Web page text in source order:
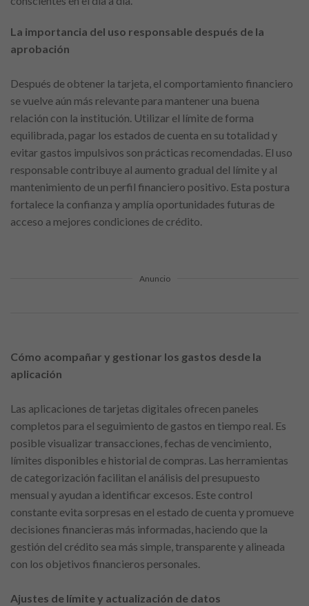
La importancia del uso responsable después de la
aprobación
Después de obtener la tarjeta, el comportamiento financiero
se vuelve aún más relevante para mantener una buena
relación con la institución. Utilizar el límite de forma
equilibrada, pagar los estados de cuenta en su totalidad y
evitar gastos impulsivos son prácticas recomendadas. El uso
responsable contribuye al aumento gradual del límite y al
mantenimiento de un perfil financiero positivo. Esta postura
fortalece la confianza y amplía oportunidades futuras de
acceso a mejores condiciones de crédito.
Anuncio
Cómo acompañar y gestionar los gastos desde la
aplicación
Las aplicaciones de tarjetas digitales ofrecen paneles
completos para el seguimiento de gastos en tiempo real. Es
posible visualizar transacciones, fechas de vencimiento,
límites disponibles e historial de compras. Las herramientas
de categorización facilitan el análisis del presupuesto
mensual y ayudan a identificar excesos. Este control
constante evita sorpresas en el estado de cuenta y promueve
decisiones financieras más informadas, haciendo que la
gestión del crédito sea más simple, transparente y alineada
con los objetivos financieros personales.
Ajustes de límite y actualización de datos